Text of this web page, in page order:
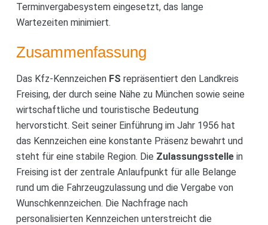
Terminvergabesystem eingesetzt, das lange
Wartezeiten minimiert.
Zusammenfassung
Das Kfz-Kennzeichen FS repräsentiert den Landkreis
Freising, der durch seine Nähe zu München sowie seine
wirtschaftliche und touristische Bedeutung
hervorsticht. Seit seiner Einführung im Jahr 1956 hat
das Kennzeichen eine konstante Präsenz bewahrt und
steht für eine stabile Region. Die Zulassungsstellein
Freising ist der zentrale Anlaufpunkt für alle Belange
rund um die Fahrzeugzulassung und die Vergabe von
Wunschkennzeichen. Die Nachfrage nach
personalisierten Kennzeichen unterstreicht die